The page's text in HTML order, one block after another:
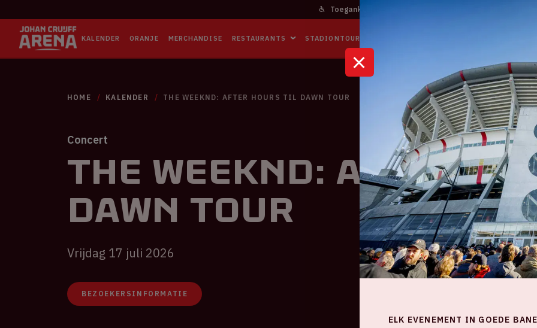
Toegankelijkheid
KALENDER ORANJE MERCHANDISE RESTAURANTS STADIONTOURS
HOME KALENDER THE WEEKND: AFTER HOURS TIL DAWN TOUR
Concert
The Weeknd: After
Dawn Tour
Vrijdag 17 juli 2026
BEZOEKERSINFORMATIE
ELK EVENEMENT IN GOEDE